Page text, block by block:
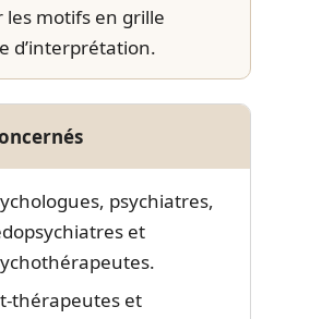
motifs en grille
d’interprétation.
psychiatres,
et
thérapeutes et